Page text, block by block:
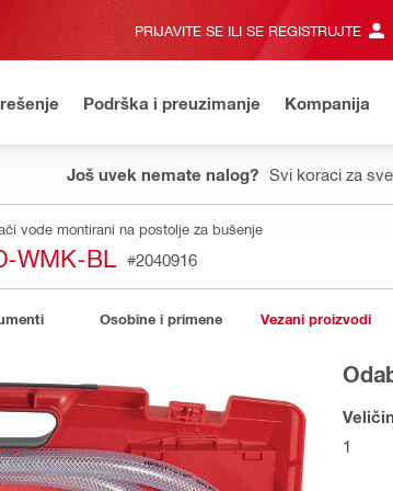
PRIJAVITE SE ILI SE REGISTRUJTE
Podrška i preuzimanje Kompanija
Još uvek nemate nalog? Svi koraci za
vode montirani na postolje za bušenje
WMK-BL #2040916
Osobine i primene Vezani proizvodi
1